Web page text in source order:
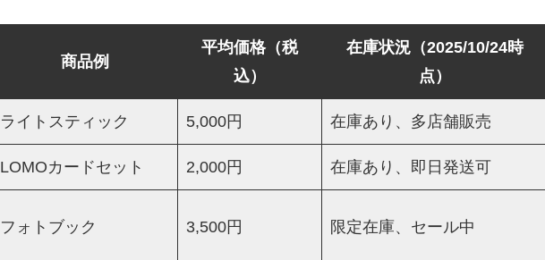
商品例
平均価格（税
込）
在庫状況（2025/10/24時
点）
ライトスティック 5,000円 在庫あり、多店舗販売
LOMOカードセット 2,000円 在庫あり、即日発送可
フォトブック 3,500円 限定在庫、セール中